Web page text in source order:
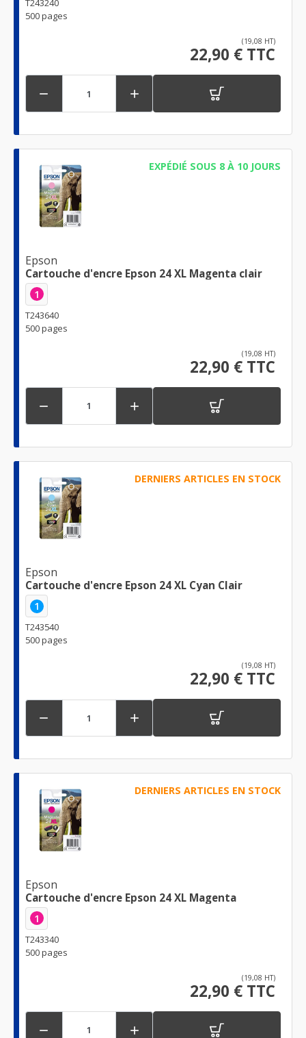
T243240
500 pages
(19,08 HT)
22,90 € TTC
 
EXPÉDIÉ SOUS 8 À 10 JOURS
Epson
Cartouche d'encre Epson 24 XL Magenta clair
1
T243640
500 pages
(19,08 HT)
22,90 € TTC
 
DERNIERS ARTICLES EN STOCK
Epson
Cartouche d'encre Epson 24 XL Cyan Clair
1
T243540
500 pages
(19,08 HT)
22,90 € TTC
 
DERNIERS ARTICLES EN STOCK
Epson
Cartouche d'encre Epson 24 XL Magenta
1
T243340
500 pages
(19,08 HT)
22,90 € TTC
 